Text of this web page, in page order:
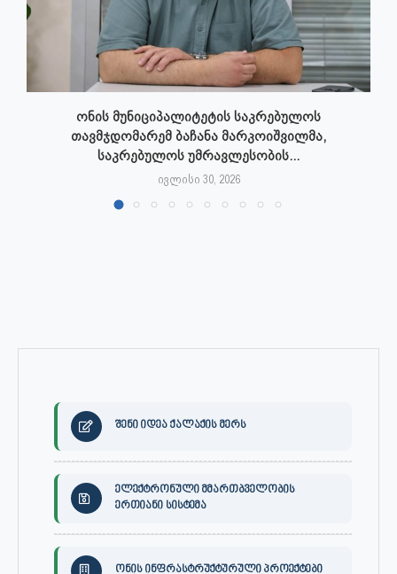
ონის მუნიციპალიტეტის საკრებულოს
თავმჯდომარემ ბაჩანა მარკოიშვილმა,
საკრებულოს უმრავლესობის...
ივლისი 30, 2026
შენი იდეა ქალაქის მერს
ელექტრონული მმართბველობის
ერთიანი სისტემა
ონის ინფრასტრუქტურული პროექტები